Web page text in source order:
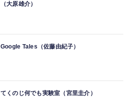
（大原雄介）
Google Tales（佐藤由紀子）
てくのじ何でも実験室（宮里圭介）